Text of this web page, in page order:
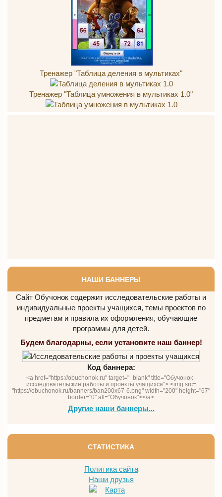
Тренажер "Таблица деления в мультиках"
Тренажер "Таблица умножения в мультиках 1.0"
НАШИ БАННЕРЫ
Сайт Обучонок содержит исследовательские работы и
индивидуальные проекты учащихся, темы проектов по
предметам и правила их оформления, обучающие
программы для детей.
Будем благодарны, если установите наш баннер!
Код баннера:
<a href="https://obuchonok.ru" target="_blank" title="Обучонок -
исследовательские работы и проекты учащихся"> <img src=
"https://obuchonok.ru/banners/ban200x67-6.png" width="200" height="67"
border="0" alt="Обучонок"></a>
Другие наши баннеры...
СТАТИСТИКА
Политика сайта
Наши друзья